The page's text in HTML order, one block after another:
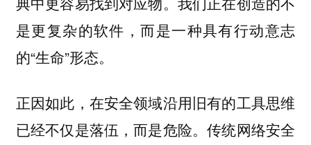
是更复杂的软件，而是一种具有行动意志
的“生命”形态。
正因如此，在安全领域沿用旧有的工具思维
已经不仅是落伍，而是危险。传统网络安全